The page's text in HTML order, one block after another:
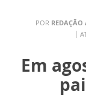
POR REDAÇÃO
Em